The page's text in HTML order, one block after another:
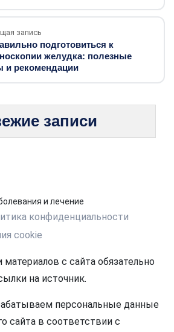
запись
подготовиться к
желудка: полезные
и рекомендации
записи
и лечение
конфиденциальности
cookie
с сайта обязательно
на источник.
персональные данные
сайта в соответствии с